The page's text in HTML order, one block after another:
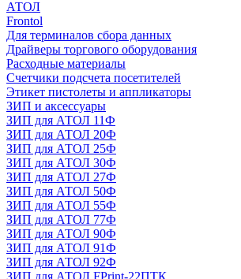
АТОЛ
Frontol
Для терминалов сбора данных
Драйверы торгового оборудования
Расходные материалы
Счетчики подсчета посетителей
Этикет пистолеты и аппликаторы
ЗИП и аксессуары
ЗИП для АТОЛ 11Ф
ЗИП для АТОЛ 20Ф
ЗИП для АТОЛ 25Ф
ЗИП для АТОЛ 30Ф
ЗИП для АТОЛ 27Ф
ЗИП для АТОЛ 50Ф
ЗИП для АТОЛ 55Ф
ЗИП для АТОЛ 77Ф
ЗИП для АТОЛ 90Ф
ЗИП для АТОЛ 91Ф
ЗИП для АТОЛ 92Ф
ЗИП для АТОЛ FPrint-22ПТК